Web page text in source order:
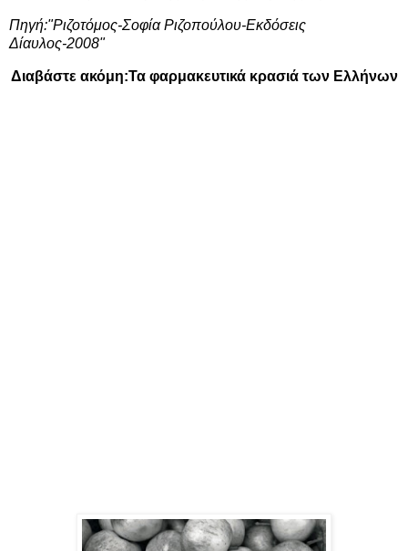
Πηγή:"Ριζοτόμος-Σοφία Ριζοπούλου-Εκδόσεις
Δίαυλος-2008"
Διαβάστε ακόμη:Τα φαρμακευτικά κρασιά των Ελλήνων